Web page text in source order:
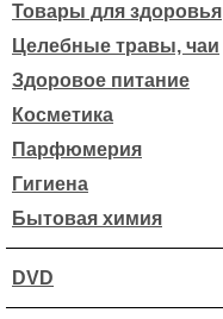
Товары для здоровья
Целебные травы, чаи
Здоровое питание
Косметика
Парфюмерия
Гигиена
Бытовая химия
DVD